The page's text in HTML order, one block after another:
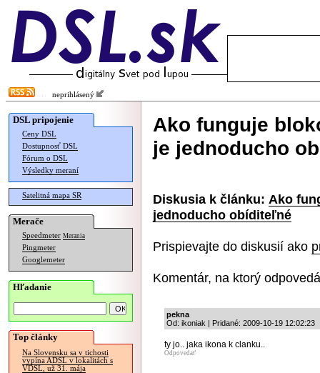
neprihlásený
DSL pripojenie
Ceny DSL
Dostupnosť DSL
Fórum o DSL
Výsledky meraní
Satelitná mapa SR
Merače
Speedmeter Merania
Pingmeter
Googlemeter
Hľadanie
Top články
Na Slovensku sa v tichosti
vypína ADSL v lokalitách s
VDSL, už 31. mája
Ako funguje
je jednoducho
Diskusia k článku: Ako
jednoducho obíditeľné
Prispievajte do diskusií ako
Komentár, na ktorý
pekna
Od: ikoniak | Pridané: 2009-10-19 12:02:23
ty jo.. jaka ikona k clanku..
Odpovedať